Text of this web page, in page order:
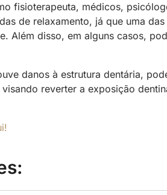
fisioterapeuta, médicos,
de relaxamento, já que uma
Além disso, em alguns casos,
danos à estrutura dentária,
reverter a exposição